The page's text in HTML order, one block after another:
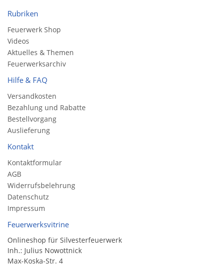
Rubriken
Feuerwerk Shop
Videos
Aktuelles & Themen
Feuerwerksarchiv
Hilfe & FAQ
Versandkosten
Bezahlung und Rabatte
Bestellvorgang
Auslieferung
Kontakt
Kontaktformular
AGB
Widerrufsbelehrung
Datenschutz
Impressum
Feuerwerksvitrine
Onlineshop für Silvesterfeuerwerk
Inh.: Julius Nowottnick
Max-Koska-Str. 4